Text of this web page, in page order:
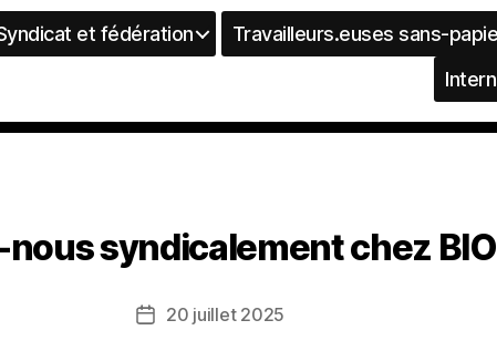
et fédération Travailleurs.euses sans-
syndicalement chez
Date20 juillet 2025